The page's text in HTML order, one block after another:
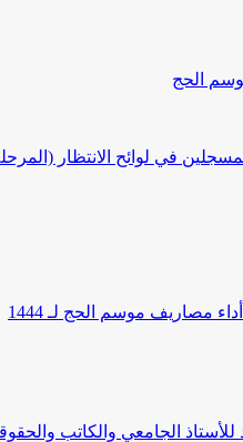
الحج
في لوائح الانتظار (المرحلة
مصاريف موسم الحج لـ 1444
الجامعي والكاتب